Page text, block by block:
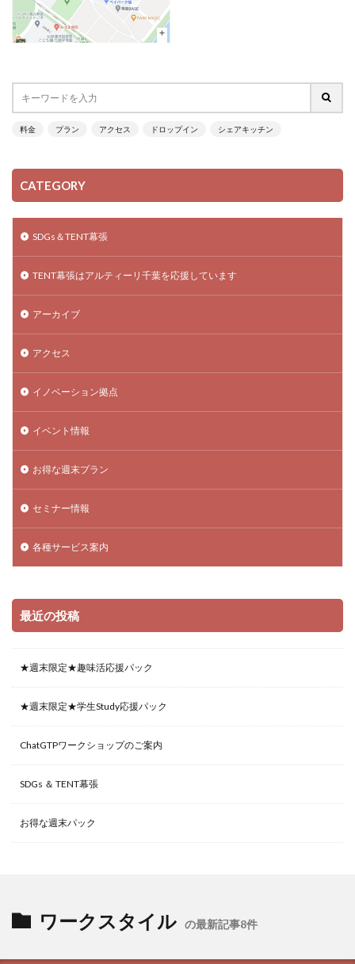
料金 プラン アクセス ドロップイン シェアキッチン
CATEGORY
SDGs＆TENT幕張
TENT幕張はアルティーリ千葉を応援しています
アーカイブ
アクセス
イノベーション拠点
イベント情報
お得な週末プラン
セミナー情報
各種サービス案内
最近の投稿
★週末限定★趣味活応援パック
★週末限定★学生Study応援パック
ChatGTPワークショップのご案内
SDGs ＆ TENT幕張
お得な週末パック
ワークスタイル の最新記事8件